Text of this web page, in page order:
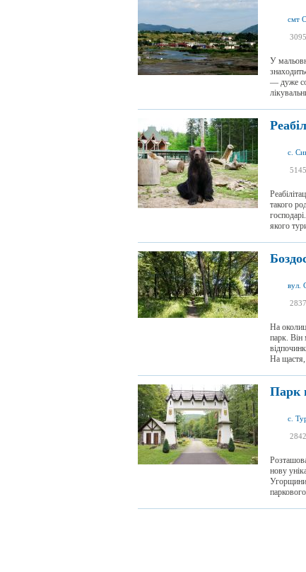
смт
У
— дуже
такого
якого
На
парк. Він
На щастя,
Парк
с.
нову
Угорщини